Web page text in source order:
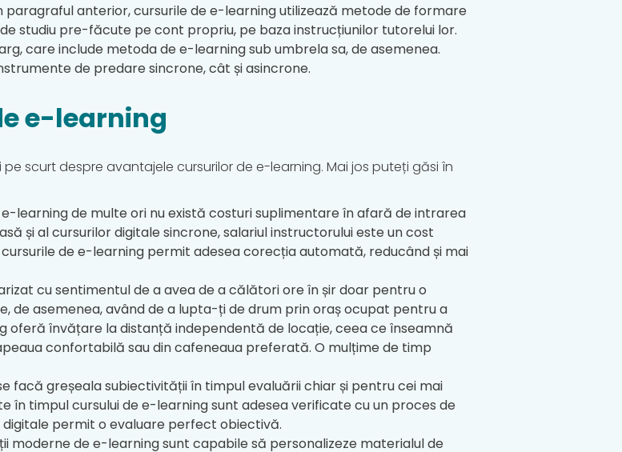
paragraful anterior, cursurile de e-learning utilizează metode de formare
studiu pre-făcute pe cont propriu, pe baza instrucțiunilor tutorelui lor.
care include metoda de e-learning sub umbrela sa, de asemenea.
de predare sincrone, cât și asincrone.
e-learning
scurt despre avantajele cursurilor de e-learning. Mai jos puteți găsi în
e-learning de multe ori nu există costuri suplimentare în afară de intrarea
și al cursurilor digitale sincrone, salariul instructorului este un cost
de e-learning permit adesea corecția automată, reducând și mai
cu sentimentul de a avea de a călători ore în șir doar pentru o
de asemenea, având de a lupta-ți de drum prin oraș ocupat pentru a
oferă învățare la distanță independentă de locație, ceea ce înseamnă
confortabilă sau din cafeneaua preferată. O mulțime de timp
facă greșeala subiectivității în timpul evaluării chiar și pentru cei mai
în timpul cursului de e-learning sunt adesea verificate cu un proces de
permit o evaluare perfect obiectivă.
moderne de e-learning sunt capabile să personalizeze materialul de